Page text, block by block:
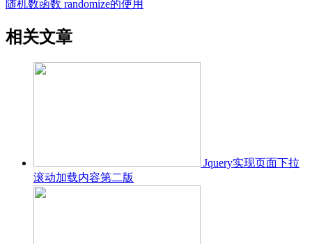
随机数函数 randomize的使用
相关文章
Jquery实现页面下拉
滚动加载内容第二版